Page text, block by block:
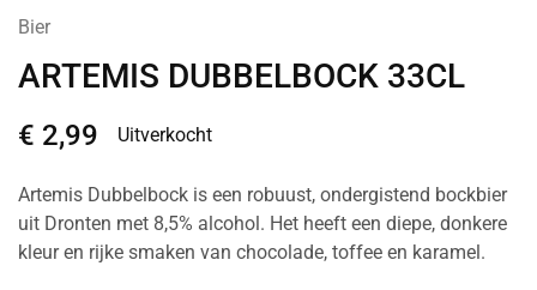
Bier
ARTEMIS DUBBELBOCK 33CL
€ 2,99 Uitverkocht
Artemis Dubbelbock is een robuust, ondergistend bockbier
uit Dronten met 8,5% alcohol. Het heeft een diepe, donkere
kleur en rijke smaken van chocolade, toffee en karamel.